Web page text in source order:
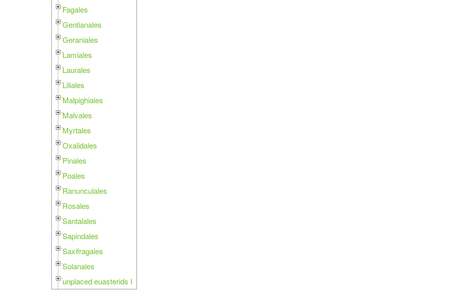
Fagales
Gentianales
Geraniales
Lamiales
Laurales
Liliales
Malpighiales
Malvales
Myrtales
Oxalidales
Pinales
Poales
Ranunculales
Rosales
Santalales
Sapindales
Saxifragales
Solanales
unplaced euasterids I